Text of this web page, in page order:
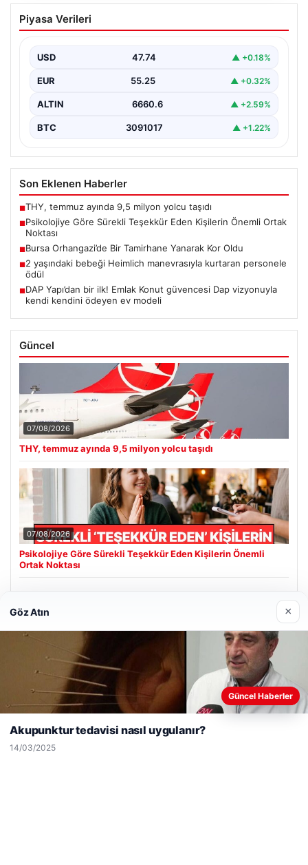
2 yaşındaki bebeği Heimlich
manevrasıyla kurtaran personele ödül
Kurtaran Görevlilere Ödül Verildi”, “content”: “ İstanbul
Sabiha…
Piyasa Verileri
USD 47.74 ▲ +0.18%
EUR 55.25 ▲ +0.32%
ALTIN 6660.6 ▲ +2.59%
BTC 3091017 ▲ +1.22%
Son Eklenen Haberler
■THY, temmuz ayında 9,5 milyon yolcu taşıdı
■Psikolojiye Göre Sürekli Teşekkür Eden Kişilerin Önemli Ortak
Noktası
■Bursa Orhangazi’de Bir Tamirhane Yanarak Kor Oldu
■2 yaşındaki bebeği Heimlich manevrasıyla kurtaran personele
ödül
■DAP Yapı’dan bir ilk! Emlak Konut güvencesi Dap vizyonuyla
kendi kendini ödeyen ev modeli
Güncel
07/08/2026
THY, temmuz ayında 9,5 milyon yolcu taşıdı
07/08/2026
Psikolojiye Göre Sürekli Teşekkür Eden Kişilerin Önemli
Ortak Noktası
Son Eklenen Firmalar
Web sitemizi nasıl kullandığınızı daha iyi anlayabilmek,
deneyiminizi kişiselleştirmek ve geliştirmek amacıyla çerezler
Reddet
Göz Atın ×
Güncel Haberler
Akupunktur tedavisi nasıl uygulanır?
14/03/2025